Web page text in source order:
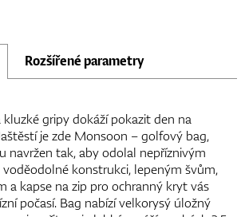
Rozšířené parametry
gripy dokáží pokazit den na
je zde Monsoon – golfový bag,
navržen tak, aby odolal nepříznivým
konstrukci, lepeným švům,
a kapse na zip pro ochranný kryt vás
počasí. Bag nabízí velkorysý úložný